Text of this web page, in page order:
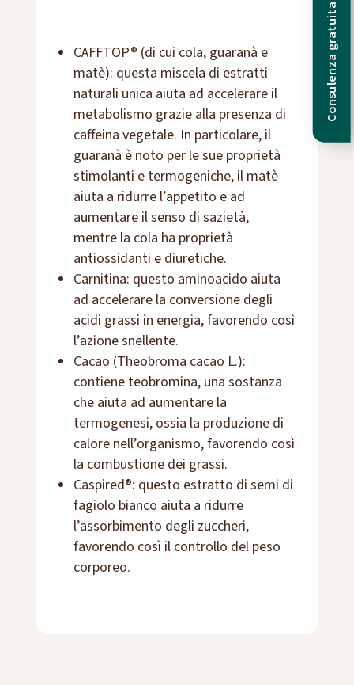
CAFFTOP® (di cui cola, guaranà e
matè): questa miscela di estratti
naturali unica aiuta ad accelerare il
metabolismo grazie alla presenza di
caffeina vegetale. In particolare, il
guaranà è noto per le sue proprietà
stimolanti e termogeniche, il matè
aiuta a ridurre l’appetito e ad
aumentare il senso di sazietà,
mentre la cola ha proprietà
antiossidanti e diuretiche.
Carnitina: questo aminoacido aiuta
ad accelerare la conversione degli
acidi grassi in energia, favorendo così
l’azione snellente.
Cacao (Theobroma cacao L.):
contiene teobromina, una sostanza
che aiuta ad aumentare la
termogenesi, ossia la produzione di
calore nell’organismo, favorendo così
la combustione dei grassi.
Caspired®: questo estratto di semi di
fagiolo bianco aiuta a ridurre
l’assorbimento degli zuccheri,
favorendo così il controllo del peso
corporeo.
Consulenza gratuita